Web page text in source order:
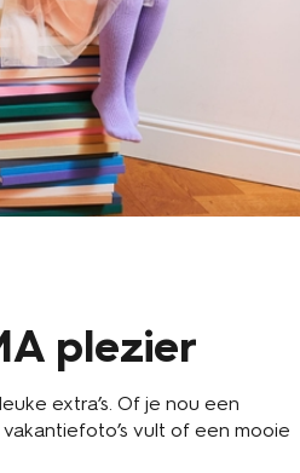
plezier
extra’s. Of je nou een
vult of een mooie